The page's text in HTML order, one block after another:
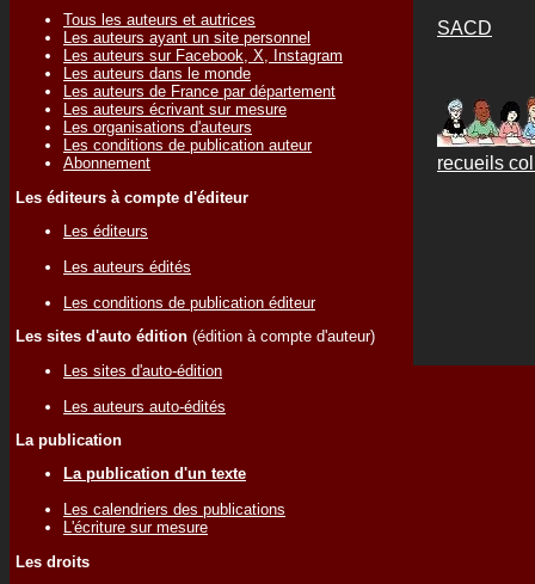
Tous les auteurs et autrices
Les auteurs ayant un site personnel
Les auteurs sur Facebook, X, Instagram
Les auteurs dans le monde
Les auteurs de France par département
Les auteurs écrivant sur mesure
Les organisations d'auteurs
Les conditions de publication auteur
Abonnement
Les éditeurs à compte d'éditeur
Les éditeurs
Les auteurs édités
Les conditions de publication éditeur
Les sites d'auto édition (édition à compte d'auteur)
Les sites d'auto-édition
Les auteurs auto-édités
La publication
La publication d'un texte
Les calendriers des publications
L'écriture sur mesure
Les droits
SACD
recueils